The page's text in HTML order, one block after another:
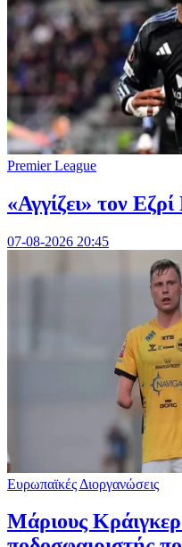
Premier League
«Αγγίζει» τον
07-08-2026 20:45
Ευρωπαϊκές Διοργανώσεις
Μάριους